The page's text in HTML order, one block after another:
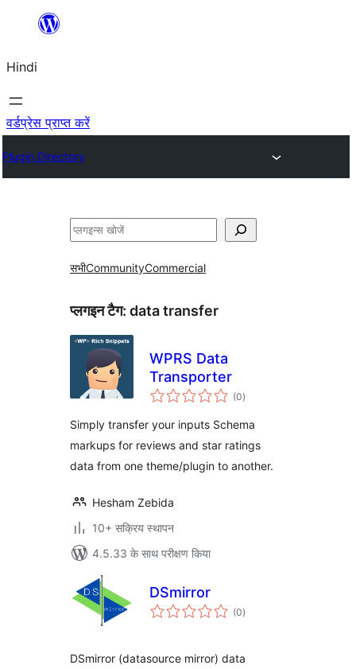
सामग्री
जाएं
Hindi
वर्डप्रेस प्राप्त करें
Plugin Directory
खोजें
सभीCommunityCommercial
प्लगइन टैग: data transfer
WPRS Data
Transporter
(0कुल
दर)
Simply transfer your inputs Schema
markups for reviews and star ratings
data from one theme/plugin to another.
Hesham Zebida
10+ सक्रिय स्थापन
4.5.33 के साथ परीक्षण किया
DSmirror
(0कुल
दर)
DSmirror (datasource mirror) data